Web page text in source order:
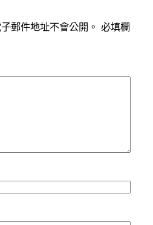
郵件地址不會公開。 必填欄